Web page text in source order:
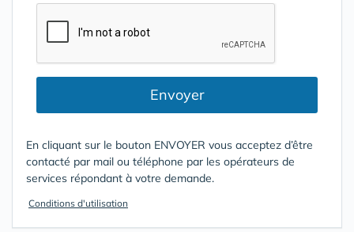
Envoyer
En cliquant sur le bouton ENVOYER vous acceptez d’être
contacté par mail ou téléphone par les opérateurs de
services répondant à votre demande.
Conditions d'utilisation